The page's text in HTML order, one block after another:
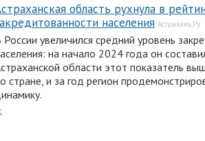
область рухнула в
населения Астрахань.Ру
России увеличился средний уровень
на начало 2024 года он
области этот показатель
стране, и за год регион